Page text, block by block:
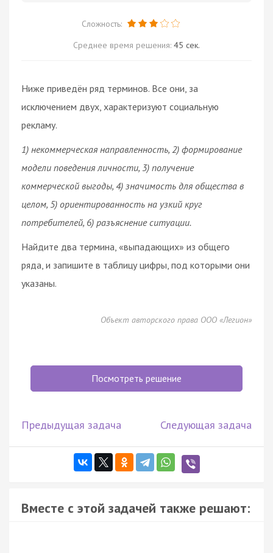
Сложность:
Среднее время решения: 45 сек.
Ниже приведён ряд терминов. Все они, за
исключением двух, характеризуют социальную
рекламу.
1) некоммерческая направленность, 2) формирование
модели поведения личности, 3) получение
коммерческой выгоды, 4) значимость для общества в
целом, 5) ориентированность на узкий круг
потребителей, 6) разъяснение ситуации.
Найдите два термина, «выпадающих» из общего
ряда, и запишите в таблицу цифры, под которыми они
указаны.
Объект авторского права ООО «Легион»
Посмотреть решение
Предыдущая задача Следующая задача
Вместе с этой задачей также решают: